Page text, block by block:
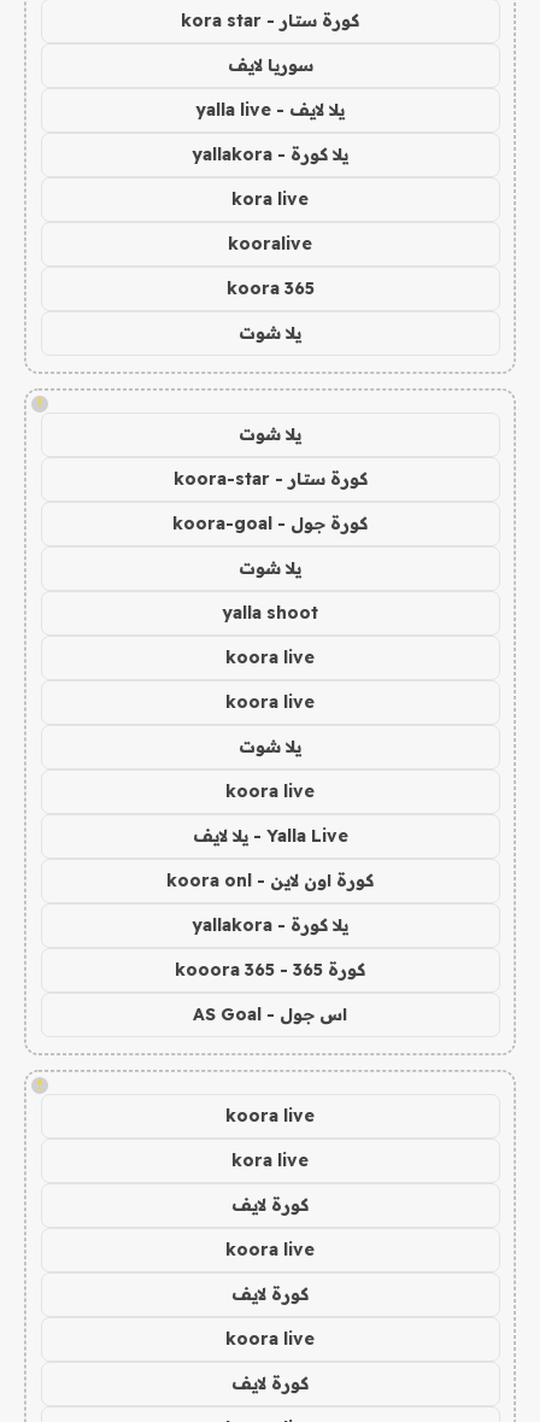
كورة ستار - kora star
سوريا لايف
يلا لايف - yalla live
يلا كورة - yallakora
kora live
kooralive
koora 365
يلا شوت
!
يلا شوت
كورة ستار - koora-star
كورة جول - koora-goal
يلا شوت
yalla shoot
koora live
koora live
يلا شوت
koora live
Yalla Live - يلا لايف
كورة اون لاين - koora onl
يلا كورة - yallakora
كورة 365 - kooora 365
اس جول - AS Goal
!
koora live
kora live
كورة لايف
koora live
كورة لايف
koora live
كورة لايف